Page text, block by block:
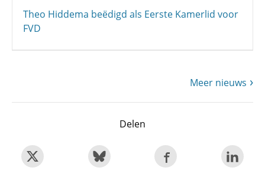
Theo Hiddema beëdigd als Eerste Kamerlid voor
FVD
Meer nieuws
Delen